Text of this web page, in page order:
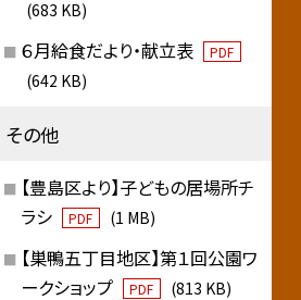
(683 KB)
６月給食だより・献立表 PDF
(642 KB)
その他
【豊島区より】子どもの居場所チ
ラシ
PDF (1 MB)
【巣鴨五丁目地区】第１回公園ワ
ークショップ
PDF (813 KB)